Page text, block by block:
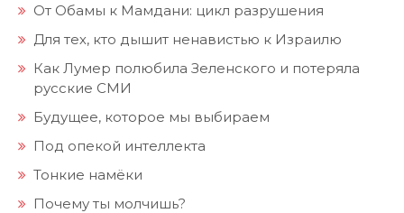
От Обамы к Мамдани: цикл разрушения
Для тех, кто дышит ненавистью к Израилю
Как Лумер полюбила Зеленского и потеряла
русские СМИ
Будущее, которое мы выбираем
Под опекой интеллекта
Тонкие намёки
Почему ты молчишь?